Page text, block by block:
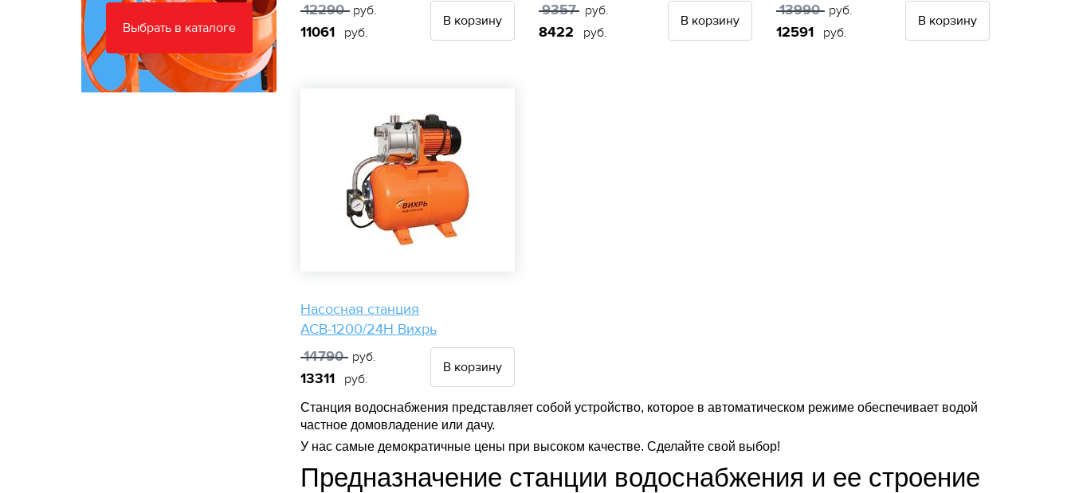
Выбрать в каталоге
12290 руб.
11061 руб.
В корзину
9357
руб.
8422 руб.
В корзину
13990
руб.
12591 руб.
В корзину
Насосная станция
АСВ-1200/24Н Вихрь
14790 руб.
13311 руб.
В корзину
Станция водоснабжения представляет собой устройство, которое в автоматическом режиме обеспечивает водой
частное домовладение или дачу.
У нас самые демократичные цены при высоком качестве. Сделайте свой выбор!
Предназначение станции водоснабжения и ее строение